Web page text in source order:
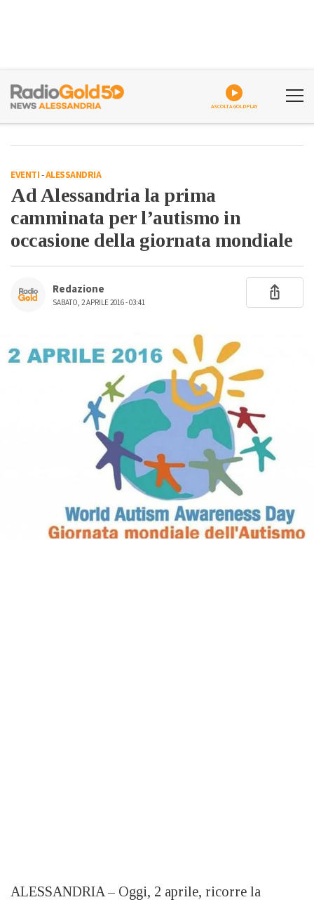
ASCOLTA GOLDPLAY
EVENTI-ALESSANDRIA
Ad Alessandria la prima
camminata per l’autismo in
occasione della giornata mondiale
Redazione
SABATO, 2 APRILE 2016 - 03:41
ALESSANDRIA – Oggi, 2 aprile, ricorre la